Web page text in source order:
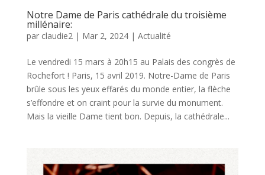
Notre Dame de Paris cathédrale du troisième
millénaire:
par claudie2 | Mar 2, 2024| Actualité
Le vendredi 15 mars à 20h15 au Palais des congrès de
Rochefort ! Paris, 15 avril 2019. Notre-Dame de Paris
brûle sous les yeux effarés du monde entier, la flèche
s’effondre et on craint pour la survie du monument.
Mais la vieille Dame tient bon. Depuis, la cathédrale...